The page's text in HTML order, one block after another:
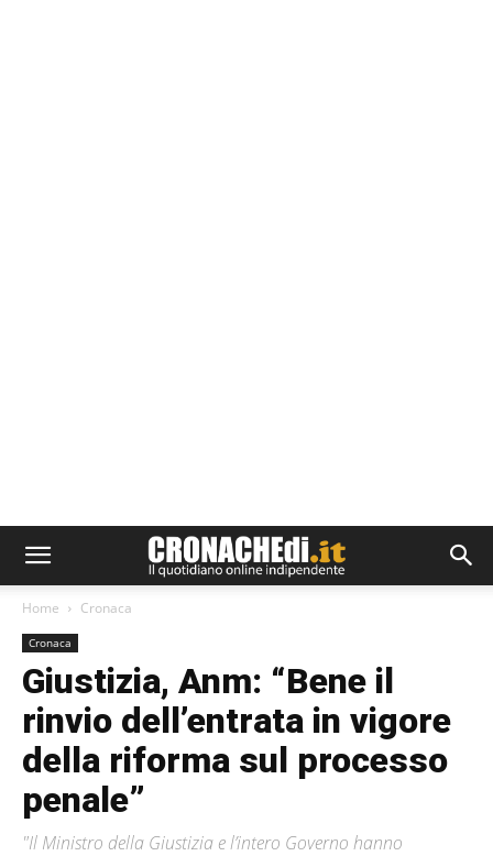
Home Cronaca
Cronaca
Giustizia, Anm: “Bene il
rinvio dell’entrata in vigore
della riforma sul processo
penale”
"Il Ministro della Giustizia e l’intero Governo hanno